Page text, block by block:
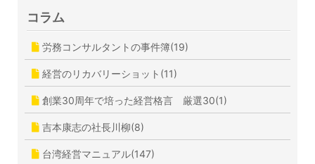
コラム
労務コンサルタントの事件簿(19)
経営のリカバリーショット(11)
創業30周年で培った経営格言 厳選30(1)
吉本康志の社長川柳(8)
台湾経営マニュアル(147)